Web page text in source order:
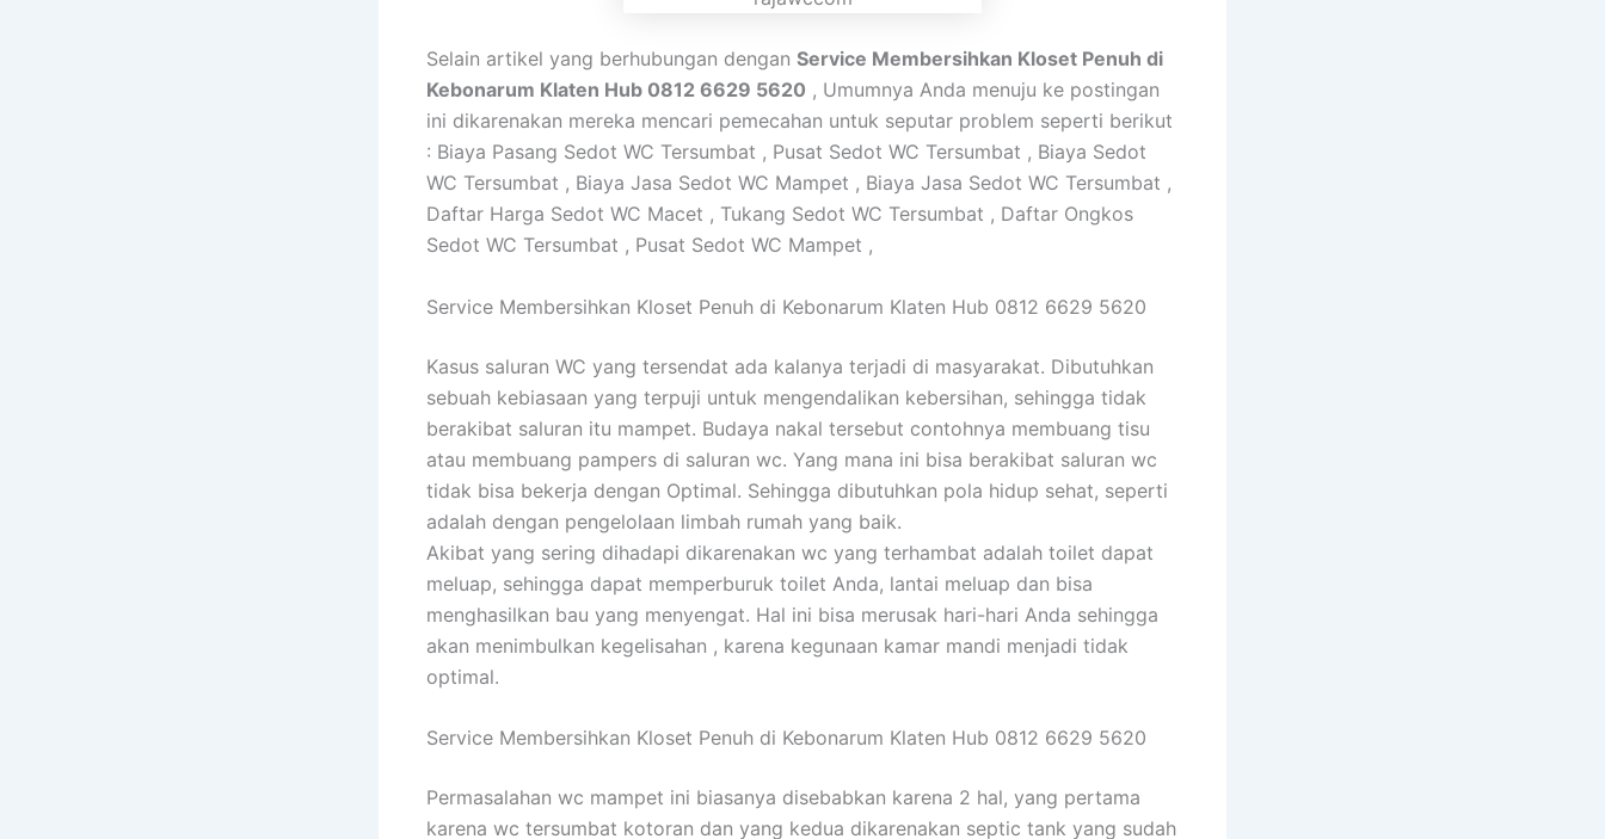
Selain artikel yang berhubungan dengan Service Membersihkan Kloset Penuh di
Kebonarum Klaten Hub 0812 6629 5620 , Umumnya Anda menuju ke postingan
ini dikarenakan mereka mencari pemecahan untuk seputar problem seperti berikut
: Biaya Pasang Sedot WC Tersumbat , Pusat Sedot WC Tersumbat , Biaya Sedot
WC Tersumbat , Biaya Jasa Sedot WC Mampet , Biaya Jasa Sedot WC Tersumbat ,
Daftar Harga Sedot WC Macet , Tukang Sedot WC Tersumbat , Daftar Ongkos
Sedot WC Tersumbat , Pusat Sedot WC Mampet ,
Service Membersihkan Kloset Penuh di Kebonarum Klaten Hub 0812 6629 5620
Kasus saluran WC yang tersendat ada kalanya terjadi di masyarakat. Dibutuhkan
sebuah kebiasaan yang terpuji untuk mengendalikan kebersihan, sehingga tidak
berakibat saluran itu mampet. Budaya nakal tersebut contohnya membuang tisu
atau membuang pampers di saluran wc. Yang mana ini bisa berakibat saluran wc
tidak bisa bekerja dengan Optimal. Sehingga dibutuhkan pola hidup sehat, seperti
adalah dengan pengelolaan limbah rumah yang baik.
Akibat yang sering dihadapi dikarenakan wc yang terhambat adalah toilet dapat
meluap, sehingga dapat memperburuk toilet Anda, lantai meluap dan bisa
menghasilkan bau yang menyengat. Hal ini bisa merusak hari-hari Anda sehingga
akan menimbulkan kegelisahan , karena kegunaan kamar mandi menjadi tidak
optimal.
Service Membersihkan Kloset Penuh di Kebonarum Klaten Hub 0812 6629 5620
Permasalahan wc mampet ini biasanya disebabkan karena 2 hal, yang pertama
karena wc tersumbat kotoran dan yang kedua dikarenakan septic tank yang sudah